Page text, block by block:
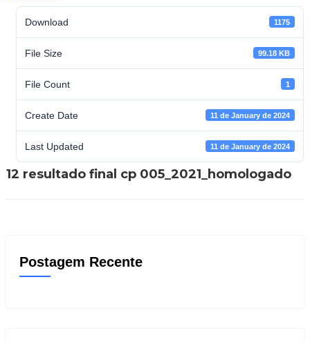
Download 1175
File Size 99.18 KB
File Count 1
Create Date 11 de January de 2024
Last Updated 11 de January de 2024
12 resultado final cp 005_2021_homologado
Postagem Recente